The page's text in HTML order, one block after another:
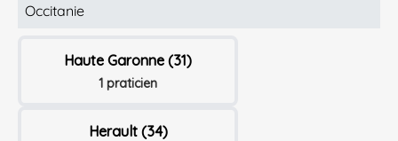
Occitanie
Haute Garonne (31)
1 praticien
Herault (34)